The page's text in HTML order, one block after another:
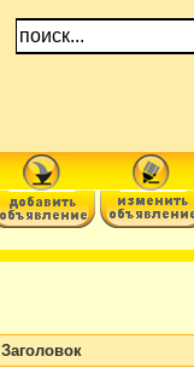
Заголовок